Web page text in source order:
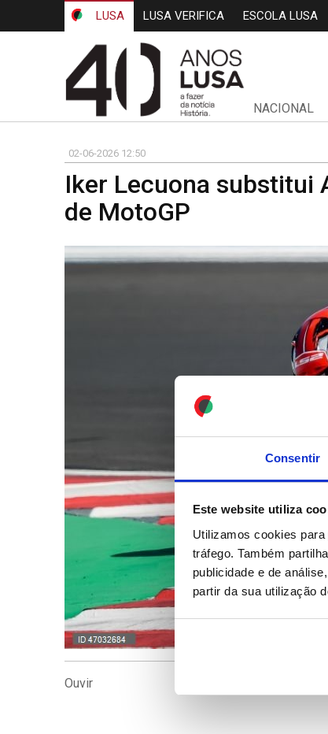
Consentir
Este website utiliza
Utilizamos cookies
tráfego. Também
publicidade e de
partir da sua utilização
LUSA LUSA VERIFICA ESCOLA LUSA
NACIONAL
02-06-2026 12:50
Iker Lecuona substitui
de MotoGP
Ouvir